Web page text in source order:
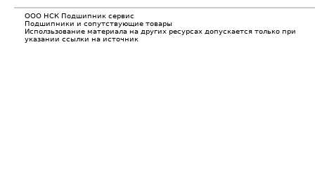
ООО НСК Подшипник сервис
Подшипники и сопутствующие товары
Исползьзование материала на других ресурсах допускается только при
указании ссылки на источник